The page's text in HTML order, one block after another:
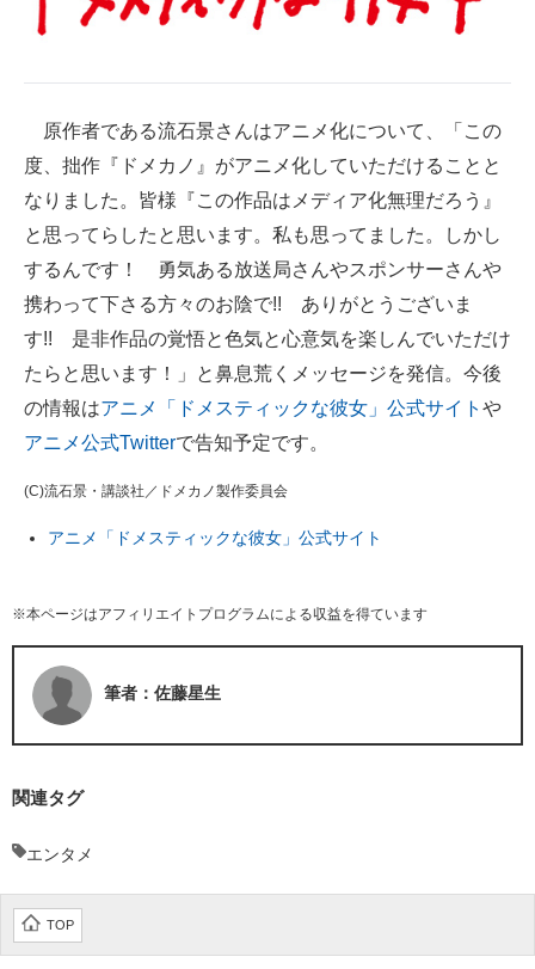
原作者である流石景さんはアニメ化について、「この
度、拙作『ドメカノ』がアニメ化していただけることと
なりました。皆様『この作品はメディア化無理だろう』
と思ってらしたと思います。私も思ってました。しかし
するんです！ 勇気ある放送局さんやスポンサーさんや
携わって下さる方々のお陰で!! ありがとうございま
す!! 是非作品の覚悟と色気と心意気を楽しんでいただけ
たらと思います！」と鼻息荒くメッセージを発信。今後
の情報はアニメ「ドメスティックな彼女」公式サイト や
アニメ公式Twitterで告知予定です。
(C)流石景・講談社／ドメカノ製作委員会
アニメ「ドメスティックな彼女」公式サイト
※本ページはアフィリエイトプログラムによる収益を得ています
筆者：佐藤星生
関連タグ
エンタメ
TOP